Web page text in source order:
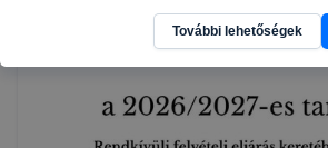
1- HU01- KA122 VET000424788.
Vezetőség
További lehetőségek